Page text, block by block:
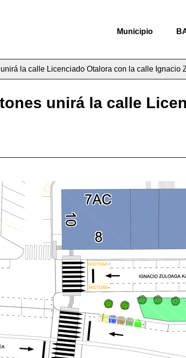
Municipio
la calle Licenciado Otalora con la calle Ignacio
unirá la calle